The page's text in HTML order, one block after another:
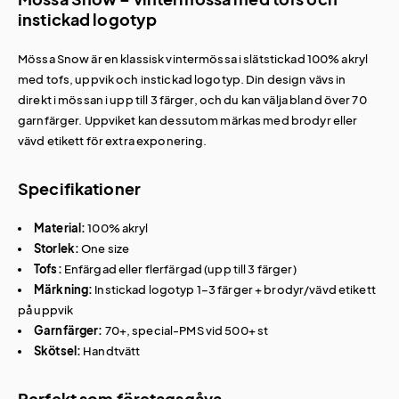
instickad logotyp
Mössa Snow är en klassisk vintermössa i slätstickad 100% akryl
med tofs, uppvik och instickad logotyp. Din design vävs in
direkt i mössan i upp till 3 färger, och du kan välja bland över 70
garnfärger. Uppviket kan dessutom märkas med brodyr eller
vävd etikett för extra exponering.
Specifikationer
Material:100% akryl
Storlek:One size
Tofs: Enfärgad eller flerfärgad (upp till 3 färger)
Märkning: Instickad logotyp 1–3 färger + brodyr/vävd etikett
på uppvik
Garnfärger: 70+, special-PMS vid 500+ st
Skötsel: Handtvätt